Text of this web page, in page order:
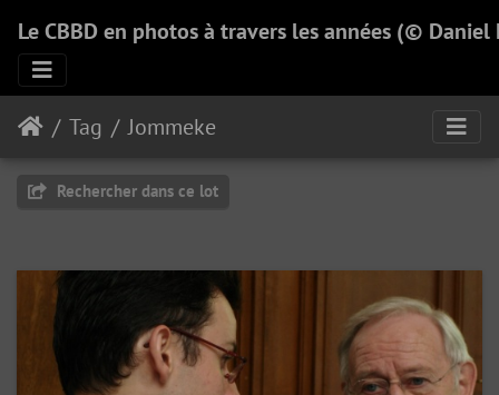
Le CBBD en photos à travers les années (©
Tag Jommeke
Rechercher dans ce lot